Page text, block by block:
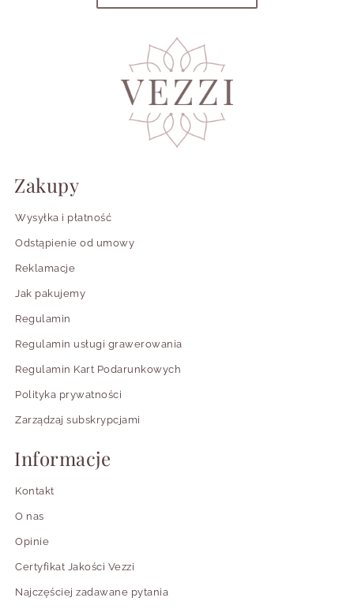
Zakupy
Wysyłka i płatność
Odstąpienie od umowy
Reklamacje
Jak pakujemy
Regulamin
Regulamin usługi grawerowania
Regulamin Kart Podarunkowych
Polityka prywatności
Zarządzaj subskrypcjami
Informacje
Kontakt
O nas
Opinie
Certyfikat Jakości Vezzi
Najczęściej zadawane pytania